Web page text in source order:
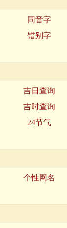
同音字
错别字
吉日查询
吉时查询
24节气
个性网名